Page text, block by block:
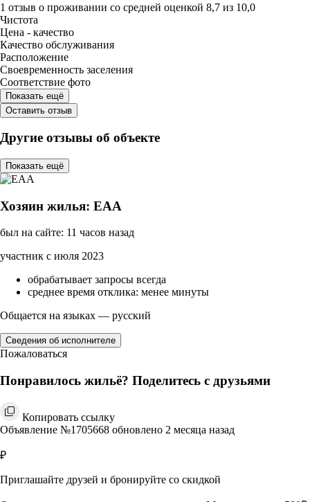
1 отзыв о проживании со средней оценкой 8,7 из 10,0
Чистота
Цена - качество
Качество обслуживания
Расположение
Своевременность заселения
Соответствие фото
Показать ещё
Оставить отзыв
Другие отзывы об объекте
Показать ещё
Хозяин жилья: ЕАА
был на сайте: 11 часов назад
участник с июля 2023
обрабатывает запросы всегда
среднее время отклика: менее минуты
Общается на языках — русский
Сведения об исполнителе
Пожаловаться
Понравилось жильё? Поделитесь с друзьями
Копировать ссылку
Объявление №1705668 обновлено 2 месяца назад
₽
Приглашайте друзей и бронируйте со скидкой